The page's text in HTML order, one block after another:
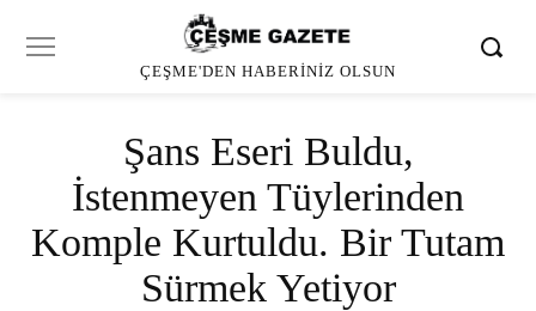
ÇEŞME'DEN HABERINIZ OLSUN
Şans Eseri Buldu,
İstenmeyen Tüylerinden
Komple Kurtuldu. Bir Tutam
Sürmek Yetiyor